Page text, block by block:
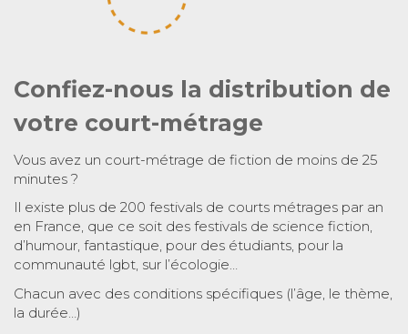
Confiez-nous la distribution de
votre court-métrage
Vous avez un court-métrage de fiction de moins de 25
minutes ?
Il existe plus de 200 festivals de courts métrages par an
en France, que ce soit des festivals de science fiction,
d’humour, fantastique, pour des étudiants, pour la
communauté lgbt, sur l’écologie…
Chacun avec des conditions spécifiques (l’âge, le thème,
la durée…)